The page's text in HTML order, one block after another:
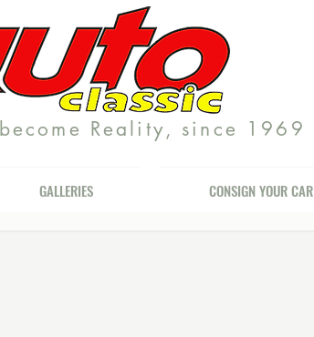
Reality, since 1969
GALLERIES CONSIGN YOUR CAR